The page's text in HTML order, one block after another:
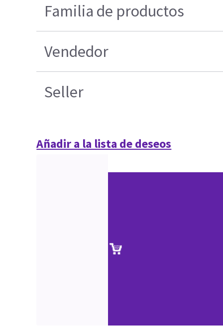
Familia de productos
Vendedor
Seller
Añadir a la lista de deseos